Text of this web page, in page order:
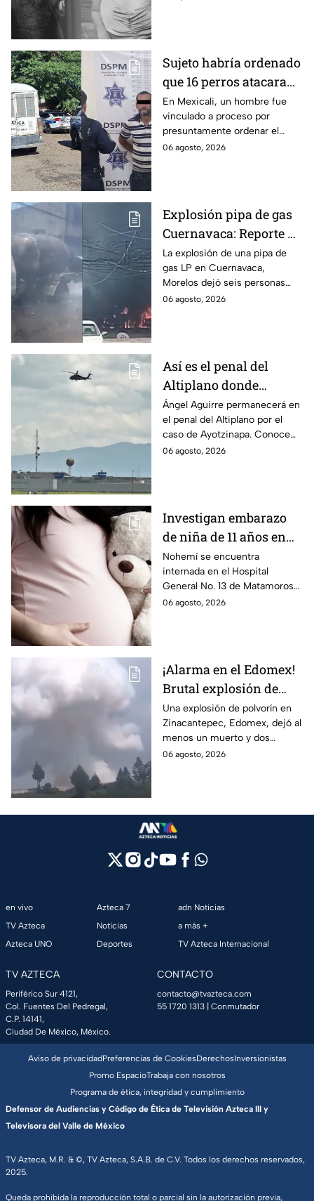
Sujeto habría ordenado
que 16 perros atacaran
a su hermana con
discapacidad en
Mexicali, BC
En Mexicali, un hombre fue
vinculado a proceso por
presuntamente ordenar el
ataque de 16 perros contra su
06 agosto, 2026
Explosión pipa de gas
Cuernavaca: Reporte de
víctimas tras estallido
en Morelos
La explosión de una pipa de
gas LP en Cuernavaca,
Morelos dejó seis personas
hospitalizadas. IMSS informó
06 agosto, 2026
Así es el penal del
Altiplano donde
permanecerá Ángel
Aguirre por caso
Ayotzinapa
Ángel Aguirre permanecerá en
el penal del Altiplano por el
caso de Ayotzinapa. Conoce
dónde está, cómo es esta
06 agosto, 2026
Investigan embarazo
de niña de 11 años en
Matamoros,
Tamaulipas; ¿qué pasó
con Nohemí?
Nohemí se encuentra
internada en el Hospital
General No. 13 de Matamoros
tras complicaciones por un
06 agosto, 2026
¡Alarma en el Edomex!
Brutal explosión de
polvorín en Santa
María del Monte,
Zinacantepec; reportan
al menos un muerto y
Una explosión de polvorín en
Zinacantepec, Edomex, dejó al
menos un muerto y dos
heridos; autoridades atiende la
06 agosto, 2026
en vivo
TV Azteca
Azteca UNO
Azteca 7
Noticias
Deportes
adn Noticias
a más +
TV Azteca Internacional
TV AZTECA
Periférico Sur 4121,
Col. Fuentes Del Pedregal,
C.P. 14141,
Ciudad De México, México.
CONTACTO
contacto@tvazteca.com
55 1720 1313 | Conmutador
TV Azteca, M.R. & ©, TV Azteca, S.A.B. de C.V. Todos los derechos reservados,
2025.
Queda prohibida la reproducción total o parcial sin la autorización previa,
Aviso de privacidadPreferencias de CookiesDerechosInversionistas
Promo EspacioTrabaja con nosotros
Programa de ética, integridad y cumplimiento
Defensor de Audiencias y Código de Ética de Televisión Azteca III y
Televisora del Valle de México